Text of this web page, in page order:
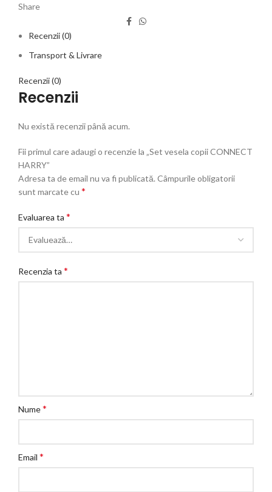
Share
Recenzii (0)
Transport & Livrare
Recenzii (0)
Recenzii
Nu există recenzii până acum.
Fii primul care adaugi o recenzie la „Set vesela copii CONNECT
HARRY”
Adresa ta de email nu va fi publicată. Câmpurile obligatorii
sunt marcate cu *
Evaluarea ta *
Recenzia ta *
Nume*
Email *